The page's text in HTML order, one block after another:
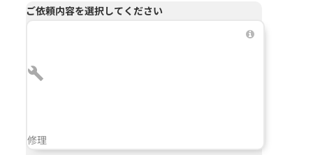
ご依頼内容を選択してください
修理